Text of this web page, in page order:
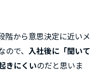
階から意思決定に近いメ
で、 入社後に「聞いて
きにくいのだと思いま